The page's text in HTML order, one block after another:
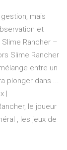
mais
et
Rancher –
Slime Rancher
entre un
plonger dans ...
|
le joueur
, les jeux de